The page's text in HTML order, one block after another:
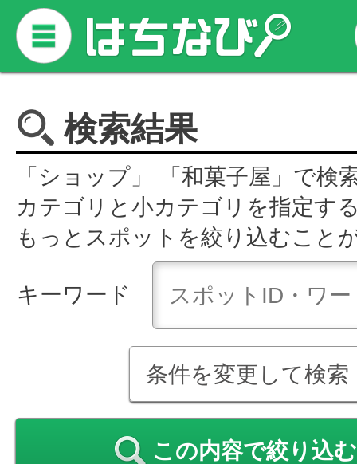
検索結果
「ショップ」 「和菓子屋」で検
カテゴリと小カテゴリを指定す
もっとスポットを絞り込むこと
キーワード
条件を変更して検索
この内容で絞り込む